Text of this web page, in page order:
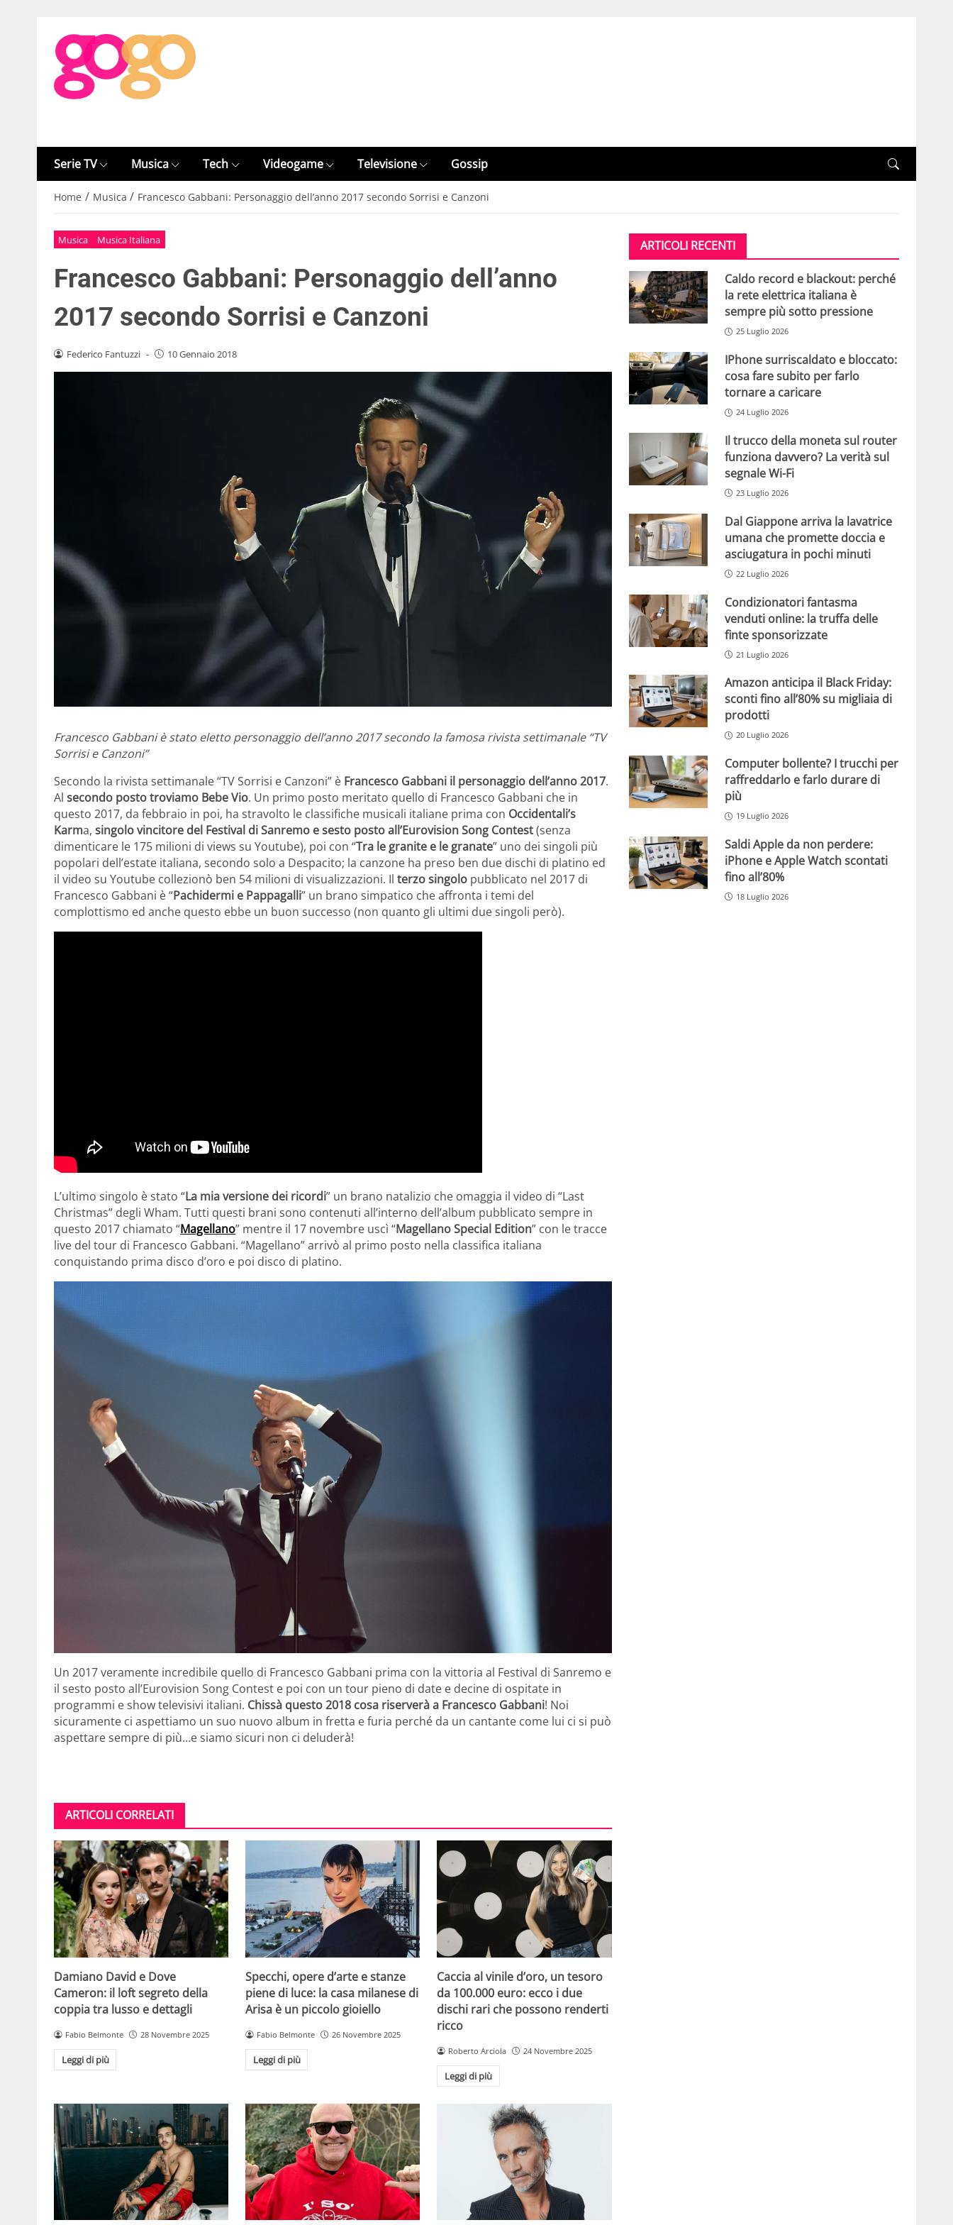
Serie TV Musica Tech Videogame Televisione Gossip
Home / Musica / Francesco Gabbani: Personaggio dell’anno 2017 secondo Sorrisi e Canzoni
Musica Musica Italiana
Francesco Gabbani: Personaggio dell’anno
2017 secondo Sorrisi e Canzoni
Federico Fantuzzi - 10 Gennaio 2018
Francesco Gabbani è stato eletto personaggio dell’anno 2017 secondo la famosa rivista settimanale “TV
Sorrisi e Canzoni”
Secondo la rivista settimanale “TV Sorrisi e Canzoni” è Francesco Gabbani il personaggio dell’anno 2017.
Al secondo posto troviamo Bebe Vio. Un primo posto meritato quello di Francesco Gabbani che in
questo 2017, da febbraio in poi, ha stravolto le classifiche musicali italiane prima con Occidentali’s
Karma, singolo vincitore del Festival di Sanremo e sesto posto all’Eurovision Song Contest(senza
dimenticare le 175 milioni di views su Youtube), poi con “Tra le granite e le granate” uno dei singoli più
popolari dell’estate italiana, secondo solo a Despacito; la canzone ha preso ben due dischi di platino ed
il video su Youtube collezionò ben 54 milioni di visualizzazioni. Il terzo singolo pubblicato nel 2017 di
Francesco Gabbani è “Pachidermi e Pappagalli” un brano simpatico che affronta i temi del
complottismo ed anche questo ebbe un buon successo (non quanto gli ultimi due singoli però).
L’ultimo singolo è stato “La mia versione dei ricordi” un brano natalizio che omaggia il video di “Last
Christmas” degli Wham. Tutti questi brani sono contenuti all’interno dell’album pubblicato sempre in
questo 2017 chiamato “Magellano” mentre il 17 novembre uscì “Magellano Special Edition” con le tracce
live del tour di Francesco Gabbani. “Magellano” arrivò al primo posto nella classifica italiana
conquistando prima disco d’oro e poi disco di platino.
Un 2017 veramente incredibile quello di Francesco Gabbani prima con la vittoria al Festival di Sanremo e
il sesto posto all’Eurovision Song Contest e poi con un tour pieno di date e decine di ospitate in
programmi e show televisivi italiani. Chissà questo 2018 cosa riserverà a Francesco Gabbani! Noi
sicuramente ci aspettiamo un suo nuovo album in fretta e furia perché da un cantante come lui ci si può
aspettare sempre di più…e siamo sicuri non ci deluderà!
ARTICOLI CORRELATI
Damiano David e Dove
Cameron: il loft segreto della
coppia tra lusso e dettagli
Fabio Belmonte 28 Novembre 2025
Leggi di più
Specchi, opere d’arte e stanze
piene di luce: la casa milanese di
Arisa è un piccolo gioiello
Fabio Belmonte 26 Novembre 2025
Leggi di più
Caccia al vinile d’oro, un tesoro
da 100.000 euro: ecco i due
dischi rari che possono renderti
ricco
Roberto Arciola 24 Novembre 2025
Leggi di più
ARTICOLI RECENTI
Caldo record e blackout: perché
la rete elettrica italiana è
sempre più sotto pressione
25 Luglio 2026
IPhone surriscaldato e bloccato:
cosa fare subito per farlo
tornare a caricare
24 Luglio 2026
Il trucco della moneta sul router
funziona davvero? La verità sul
segnale Wi-Fi
23 Luglio 2026
Dal Giappone arriva la lavatrice
umana che promette doccia e
asciugatura in pochi minuti
22 Luglio 2026
Condizionatori fantasma
venduti online: la truffa delle
finte sponsorizzate
21 Luglio 2026
Amazon anticipa il Black Friday:
sconti fino all’80% su migliaia di
prodotti
20 Luglio 2026
Computer bollente? I trucchi per
raffreddarlo e farlo durare di
più
19 Luglio 2026
Saldi Apple da non perdere:
iPhone e Apple Watch scontati
fino all’80%
18 Luglio 2026